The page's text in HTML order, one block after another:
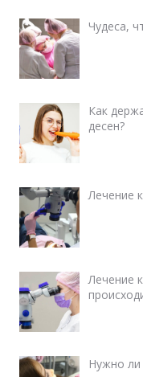
Чудеса,
Как
десен?
Лечение
Лечение
Нужно ли